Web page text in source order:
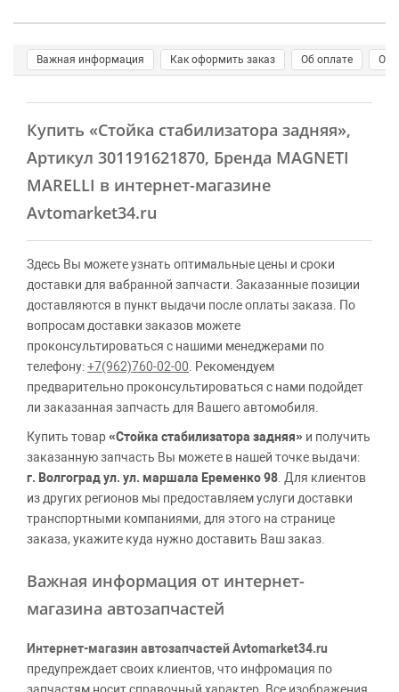
Важная информация Как оформить заказ Об оплате О
Купить «Стойка стабилизатора задняя»,
Артикул 301191621870, Бренда MAGNETI
MARELLI в интернет-магазине
Avtomarket34.ru
Здесь Вы можете узнать оптимальные цены и сроки
доставки для вабранной запчасти. Заказанные позиции
доставляются в пункт выдачи после оплаты заказа. По
вопросам доставки заказов можете
проконсультироваться с нашими менеджерами по
телефону:+7(962)760-02-00 . Рекомендуем
предварительно проконсультироваться с нами подойдет
ли заказанная запчасть для Вашего автомобиля.
Купить товар«Стойка стабилизатора задняя» и получить
заказанную запчасть Вы можете в нашей точке выдачи:
г. Волгоград ул. ул. маршала Еременко 98 . Для клиентов
из других регионов мы предоставляем услуги доставки
транспортными компаниями, для этого на странице
заказа, укажите куда нужно доставить Ваш заказ.
Важная информация от интернет-
магазина автозапчастей
Интернет-магазин автозапчастей Avtomarket34.ru
предупреждает своих клиентов, что инфромация по